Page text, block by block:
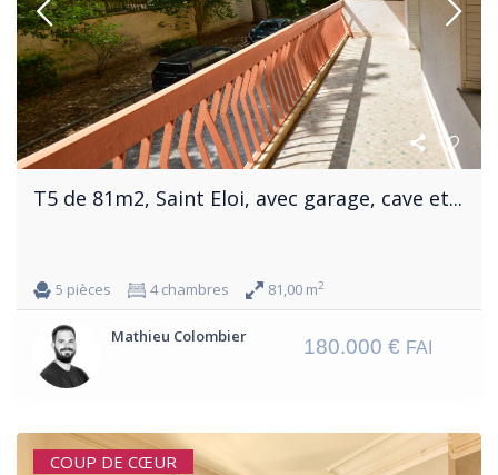
T5 de 81m2, Saint Eloi, avec garage, cave et...
5 pièces 4 chambres 81,00 m2
Mathieu Colombier 180.000 € FAI
COUP DE CŒUR